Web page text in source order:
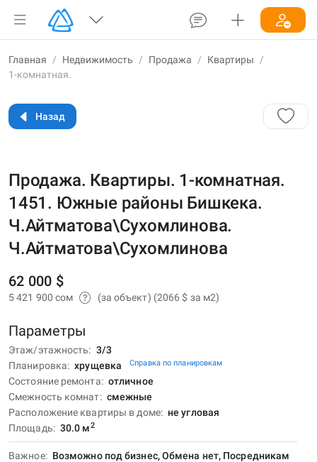
Главная / Недвижимость / Продажа / Квартиры
/
1-комнатная.
Назад
Продажа. Квартиры. 1-комнатная.
1451. Южные районы Бишкека.
Ч.Айтматова\Сухомлинова.
Ч.Айтматова\Сухомлинова
62 000 $
5 421 900 сом (за объект) (2066 $ за м2)
Параметры
Этаж/этажность
3/3
Планировка
хрущевка Справка по планировкам
Состояние ремонта
отличное
Смежность комнат
смежные
Расположение квартиры в доме
не угловая
Площадь
30.0 м2
Важное
Возможно под бизнес, Обмена нет, Посредникам